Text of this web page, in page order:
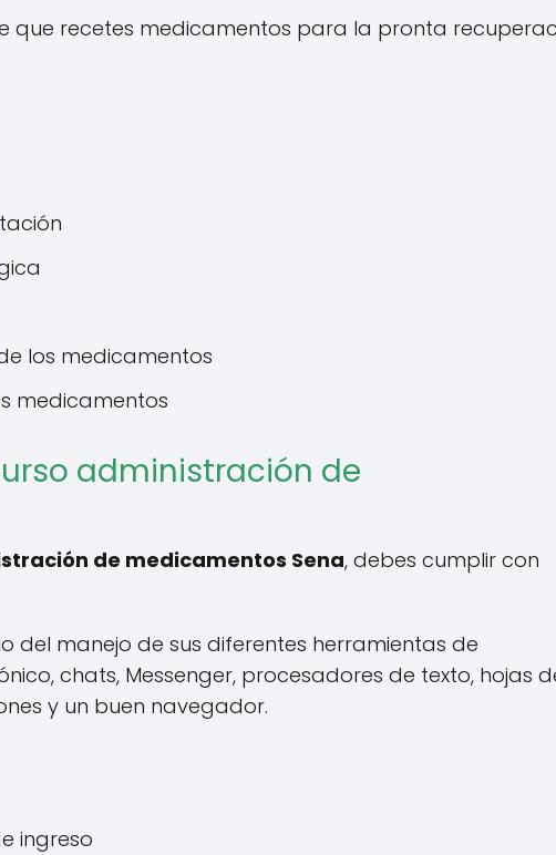
que recetes medicamentos para la pronta
los medicamentos
medicamentos
administración de
de medicamentos Sena, debes cumplir con
del manejo de sus diferentes herramientas de
chats, Messenger, procesadores de texto, hojas
y un buen navegador.
ingreso